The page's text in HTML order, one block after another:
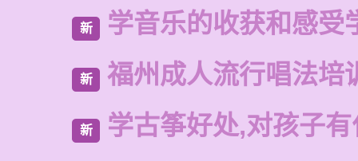
新 学音乐的收获和感受
新 福州成人流行唱法培
新 学古筝好处,对孩子